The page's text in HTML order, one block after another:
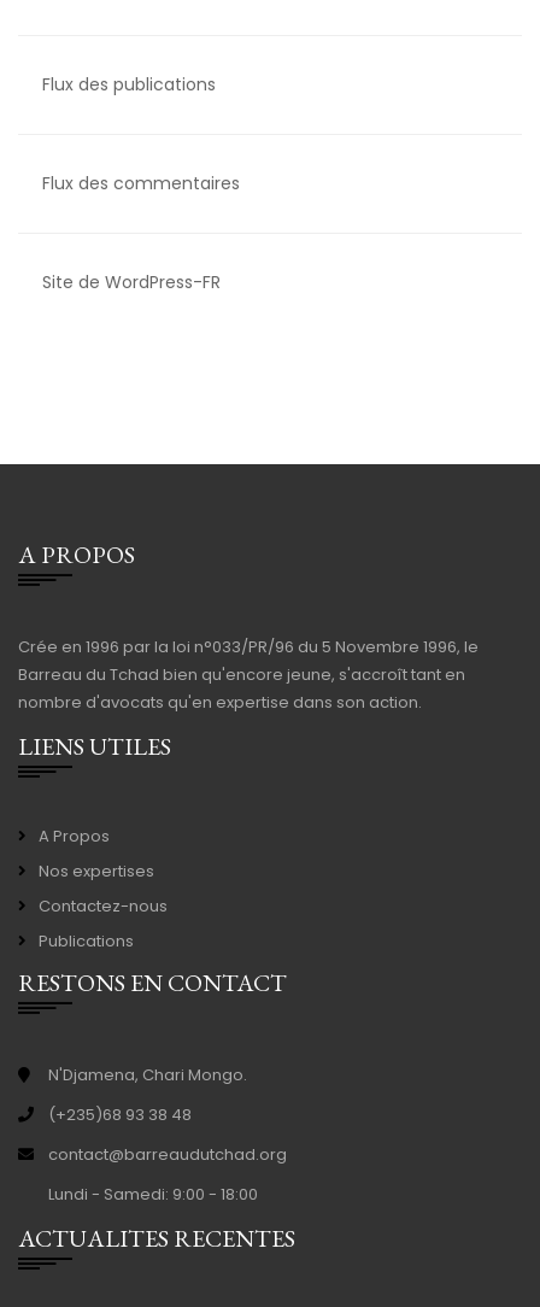
Flux des publications
Flux des commentaires
Site de WordPress-FR
A PROPOS
Crée en 1996 par la loi n°033/PR/96 du 5 Novembre 1996, le
Barreau du Tchad bien qu'encore jeune, s'accroît tant en
nombre d'avocats qu'en expertise dans son action.
LIENS UTILES
A Propos
Nos expertises
Contactez-nous
Publications
RESTONS EN CONTACT
N'Djamena, Chari Mongo.
(+235)68 93 38 48
contact@barreaudutchad.org
Lundi - Samedi: 9:00 - 18:00
ACTUALITES RECENTES